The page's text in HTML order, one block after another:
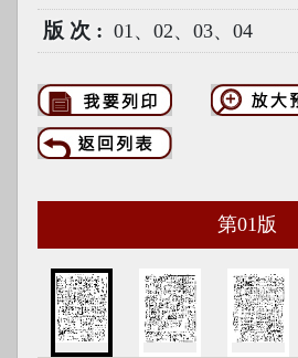
版次 01、02、03、04
第01 版